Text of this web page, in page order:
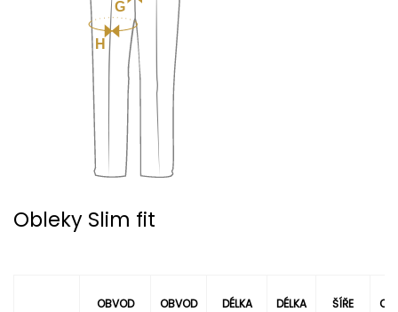
Obleky Slim fit
OBVOD
OBVOD
DÉLKA
DÉLKA
ŠÍŘE